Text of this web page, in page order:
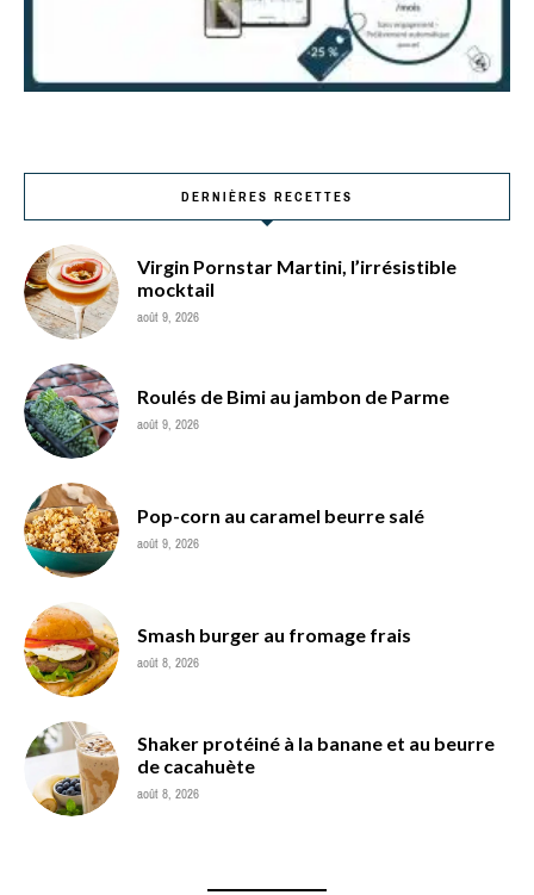
DERNIÈRES RECETTES
Virgin Pornstar Martini, l’irrésistible
mocktail
août 9, 2026
Roulés de Bimi au jambon de Parme
août 9, 2026
Pop-corn au caramel beurre salé
août 9, 2026
Smash burger au fromage frais
août 8, 2026
Shaker protéiné à la banane et au beurre
de cacahuète
août 8, 2026